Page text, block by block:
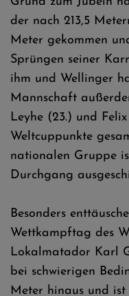
der nach 213,5
Meter gekommen
Sprüngen seiner
ihm und Wellinger
Mannschaft
Leyhe (23.) und
Weltcuppunkte
nationalen Gruppe
Durchgang
Besonders
Wettkampftag des
Lokalmatador Karl
bei schwierigen
Meter hinaus und